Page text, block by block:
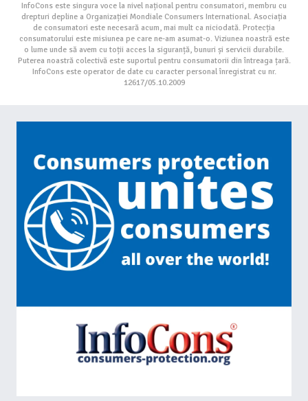
InfoCons este singura voce la nivel național pentru consumatori, membru cu
drepturi depline a Organizației Mondiale Consumers International. Asociația
de consumatori este necesară acum, mai mult ca niciodată. Protecția
consumatorului este misiunea pe care ne-am asumat-o. Viziunea noastră este
o lume unde să avem cu toții acces la siguranță, bunuri și servicii durabile.
Puterea noastră colectivă este suportul pentru consumatorii din întreaga țară.
InfoCons este operator de date cu caracter personal înregistrat cu nr.
12617/05.10.2009